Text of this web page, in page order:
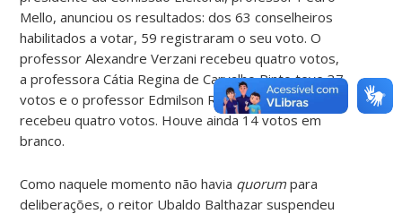
Mello, anunciou os resultados: dos 63 conselheiros
habilitados a votar, 59 registraram o seu voto. O
professor Alexandre Verzani recebeu quatro votos,
a professora Cátia Regina de Carvalho Pinto teve 37
votos e o professor Edmilson Rampazzo Klen
recebeu quatro votos. Houve ainda 14 votos em
branco.
Como naquele momento não havia quorum para
deliberações, o reitor Ubaldo Balthazar suspendeu